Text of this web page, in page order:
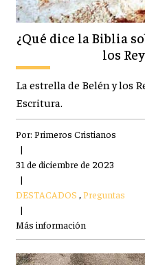
¿Qué dice la Biblia
los
La estrella de Belén y los
Escritura.
Por: Primeros Cristianos
|
31 de diciembre de 2023
|
DESTACADOS ,Preguntas
|
Más información